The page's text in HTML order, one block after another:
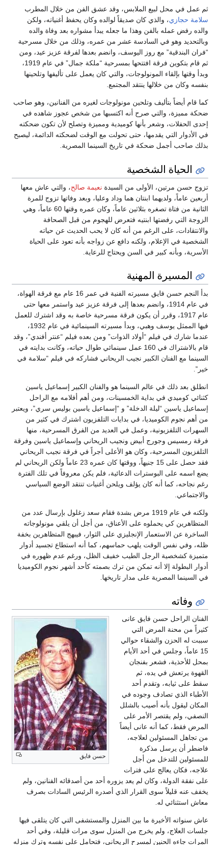
ثم عمل في محل لبيع الملابس، وقد عشق الفن من خلال المطرب
سلامة حجازي، والذي كان صديقاً لوالده وكان يحفظ أغنياته، ولكن
والده رفض عمله بالفن وهذا ما جعله يبدأ مشواره بعد وفاة والده
وبالتحديد وهو في السادسة عشر من عمره، وذلك من خلال مسرحية
“فران البندقية” مع روز اليوسف، وانضم بعدها لفرقة عزيز عيد، ومن
ثم قام بتكوين فرقة افتتحها بمسرحية “ملكة جمال” في عام 1919،
وبدأ وقتها بإلقاء المونولوجات، والتي كان يعمل على تأليفها وتلحينها
بنفسه وكان من خلالها ينتقد المجتمع.
كما قام أيضاً بتأليف وتلحين مونولوجات لغيره من الفنانين، وهو صاحب
ضحكة مميزة، والتي صرح أنه اكتسبها من شخص عجوز شاهده في
إحدى الحفلات، وشعر بأنها كوميدية ومميزة وتصلح لأن تكون ضحكته
في الأدوار التي يقدمها، حتى تحولت مع الوقت لضحكته الدائمة، ليصبح
بذلك صاحب أجمل ضحكة في تاريخ السينما المصرية.
الحياة الشخصية
تزوج حسن مرتين، الأولى من السيدة نعيمة صالح، والتي عاش معها
أربعين عاماً، ولديهما ابنتان هما وداد وعليا، وبعد وفاتها تزوج للمرة
الثانية من فتاة تصغره بثلاثين عاماً، وكان عمره وقتها 60 عاماً، وهي
الزوجة التي رفضتها ابنتيه فتعرض للهجوم من قبل الصحافة
والانتقادات، على الرغم من أنه كان لا يحب الحديث عن حياته
الشخصية في الإعلام، ولكنه دافع عن زواجه بأنه تعود على الحياة
الأسرية، وبأنه كبير في السن ويحتاج للرعاية.
المسيرة المهنية
بدأ النجم حسن فايق مسيرته الفنية في عمر 16 عام مع فرقة الهواة،
في عام 1914، وانضم بعدها إلى فرقة عزيز عيد واستمر معها حتى
عام 1917، وقرر أن يكون فرقة مسرحية خاصة به وقد اشترك للعمل
فيها الممثل يوسف وهبي، وبدأ مسيرته السينمائية في عام 1932،
عندما شارك في فيلم “أولاد الذوات” ومن بعده فيلم “عنتر أفندي”، وقد
قام بالاشتراك في 160 عمل سينمائي طوال حياته، وكانت بدايته في
السينما مع الفنان الكبير نجيب الريحاني فشاركه في فيلم “سلامة في
خير”.
انطلق بعد ذلك في عالم السينما هو والفنان الكبير إسماعيل ياسين
كثنائي كوميدي في بداية الخمسينات، ومن أهم أفلامه مع الراحل
إسماعيل ياسين “ليلة الدخلة” و “إسماعيل ياسين بوليس سري”، ويعتبر
من أهم نجوم الكوميديا، في بدايات التلفزيون اشترك في كثير من
السهرات التلفزيونية، وعمل في العديد من الفرق المسرحية، منها
فرقة رمسيس وجورج أبيض و​نجيب الريحاني​ و​إسماعيل ياسين​ وفرقة
التلفزيون المسرحية، وكان هو الأعلى أجراً في فرقة نجيب الريحاني
فقد حصل على 15 جنيهاً، ووقتها كان عمره 23 عاماً ولكن الريحاني لم
يضع اسمه على البوسترات الدعائية، فلم يكن معروفاً في تلك الفترة
رغم نجاحه، كما أنه كان يؤلف ويلحن أغنيات تنتقد الوضع السياسي
والاجتماعي.
ولكنه في عام 1919 مرض بشدة فقام سعد زغلول بإرسال عدد من
المتظاهرين كي يحملوه على الأعناق، من أجل أن يلقي مونولوجاته
الساخرة عن الاستعمار الإنجليزي على الثوار، فيبهج المتظاهرين بخفة
ظله، وفي نفس الوقت يلهب حماسهم، كما أنه استطاع تجسيد أدوار
متميزة كشخصية الرجل الطيب خفيف الظل، ورغم عدم ظهوره في
أدوار البطولة إلا أنه تمكن من ترك بصمته كأحد أشهر نجوم الكوميديا
في السينما المصرية على مدار تاريخها.
وفاته
حسن فايق
الفنان الراحل حسن فايق عانى
كثيراً من محنة المرض التي
سببت له الحزن والشقاء حوالي
15 عاماً، وجلس في أحد الأيام
بمحل للأحذية، فشعر بفنجان
القهوة يرتعش في يده، ثم
سقط على ثيابه، وتقدم أحد
الأطباء الذي تصادف وجوده في
المكان ليقول بأنه أصيب بالشلل
النصفي، ولم يقتصر الأمر على
المرض فقط، كما أنه عانى أيضاً
من تجاهل المسئولين لعلاجه،
فاضطر أن يرسل مذكرة
للمسئولين للتدخل من أجل
علاجه، فكان يعالج على فترات
على نفقة الدولة، وكان لم يعد يزوره أحد من أصدقائه الفنانين، ولم
يخفف عنه قليلاً سوى القرار الذي أصدره الرئيس السادات بصرف
معاش استثنائي له.
عاش سنواته الأخيرة ما بين المنزل والمستشفى التي كان يتلقى فيها
جلسات العلاج، ولم يخرج من المنزل سوى مرات قليلة، وفي أحد
المرات جاءه الحنين لمسرح الريحاني، فتحامل على نفسه وترك منزله